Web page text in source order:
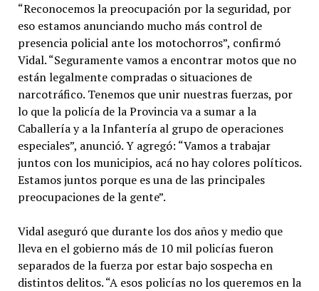
“Reconocemos la preocupación por la seguridad, por
eso estamos anunciando mucho más control de
presencia policial ante los motochorros”, confirmó
Vidal. “Seguramente vamos a encontrar motos que no
están legalmente compradas o situaciones de
narcotráfico. Tenemos que unir nuestras fuerzas, por
lo que la policía de la Provincia va a sumar a la
Caballería y a la Infantería al grupo de operaciones
especiales”, anunció. Y agregó: “Vamos a trabajar
juntos con los municipios, acá no hay colores políticos.
Estamos juntos porque es una de las principales
preocupaciones de la gente”.
Vidal aseguró que durante los dos años y medio que
lleva en el gobierno más de 10 mil policías fueron
separados de la fuerza por estar bajo sospecha en
distintos delitos. “A esos policías no los queremos en la